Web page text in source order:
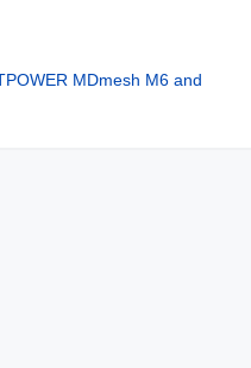
MDmesh M6 and